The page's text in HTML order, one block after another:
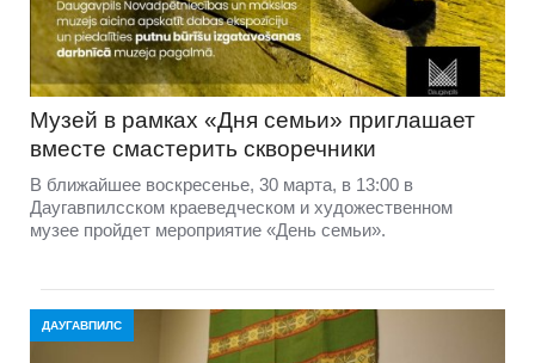
Музей в рамках «Дня семьи» приглашает
вместе смастерить скворечники
В ближайшее воскресенье, 30 марта, в 13:00 в
Даугавпилсском краеведческом и художественном
музее пройдет мероприятие «День семьи».
ДАУГАВПИЛС